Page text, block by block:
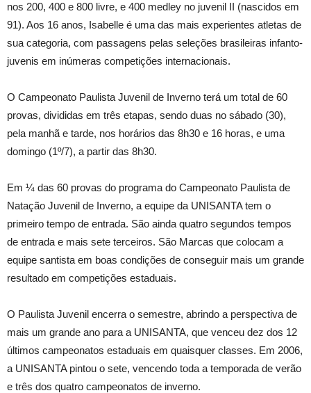
nos 200, 400 e 800 livre, e 400 medley no juvenil II (nascidos em
91). Aos 16 anos, Isabelle é uma das mais experientes atletas de
sua categoria, com passagens pelas seleções brasileiras infanto-
juvenis em inúmeras competições internacionais.
O Campeonato Paulista Juvenil de Inverno terá um total de 60
provas, divididas em três etapas, sendo duas no sábado (30),
pela manhã e tarde, nos horários das 8h30 e 16 horas, e uma
domingo (1º/7), a partir das 8h30.
Em ¼ das 60 provas do programa do Campeonato Paulista de
Natação Juvenil de Inverno, a equipe da UNISANTA tem o
primeiro tempo de entrada. São ainda quatro segundos tempos
de entrada e mais sete terceiros. São Marcas que colocam a
equipe santista em boas condições de conseguir mais um grande
resultado em competições estaduais.
O Paulista Juvenil encerra o semestre, abrindo a perspectiva de
mais um grande ano para a UNISANTA, que venceu dez dos 12
últimos campeonatos estaduais em quaisquer classes. Em 2006,
a UNISANTA pintou o sete, vencendo toda a temporada de verão
e três dos quatro campeonatos de inverno.